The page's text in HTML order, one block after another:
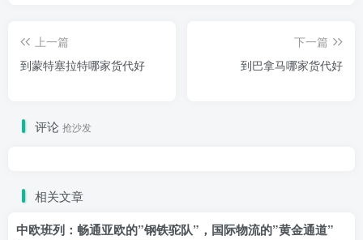
上一篇
到蒙特塞拉特哪家货代好
下一篇
到巴拿马哪家货代好
评论 抢沙发
相关文章
中欧班列：畅通亚欧的”钢铁驼队”，国际物流的”黄金通道”